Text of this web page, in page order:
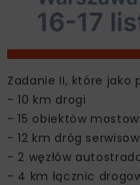
Zadanie II, które jako
- 10 km drogi
- 15 obiektów
- 12 km dróg
- 2 węzłów
- 4 km łącznic